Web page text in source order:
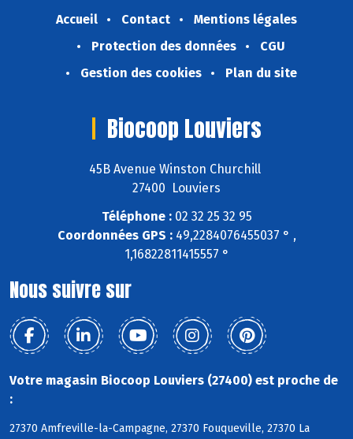
Accueil Contact
Mentions légales
Protection des données
CGU
Gestion des cookies
Plan du site
Biocoop Louviers
45B Avenue Winston Churchill
27400 Louviers
Téléphone :02 32 25 32 95
Coordonnées GPS :49,2284076455037 ° ,
1,16822811415557 °
Nous suivre sur
Votre magasin Biocoop Louviers (27400) est proche de
:
27370 Amfreville-la-Campagne, 27370 Fouqueville, 27370 La